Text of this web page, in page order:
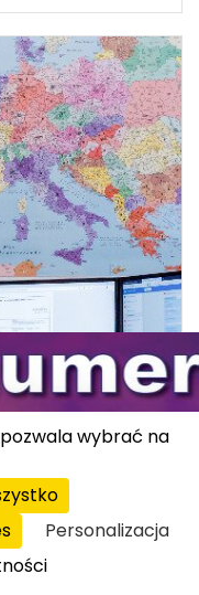
wybrać na
Personalizacja